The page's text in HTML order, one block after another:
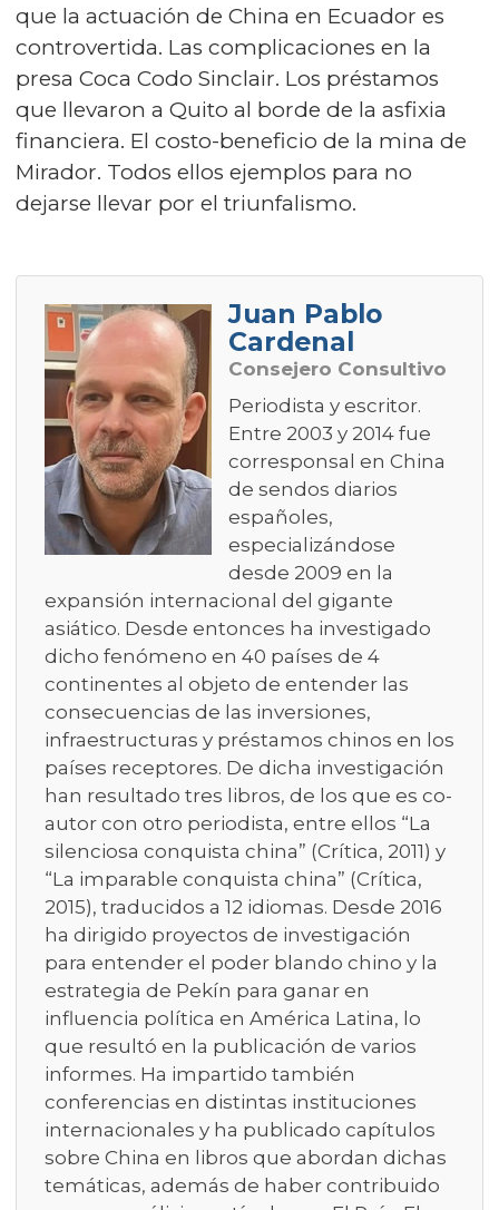
que la actuación de China en Ecuador es
controvertida. Las complicaciones en la
presa Coca Codo Sinclair. Los préstamos
que llevaron a Quito al borde de la asfixia
financiera. El costo-beneficio de la mina de
Mirador. Todos ellos ejemplos para no
dejarse llevar por el triunfalismo.
Juan Pablo
Cardenal
Consejero Consultivo
Periodista y escritor.
Entre 2003 y 2014 fue
corresponsal en China
de sendos diarios
españoles,
especializándose
desde 2009 en la
expansión internacional del gigante
asiático. Desde entonces ha investigado
dicho fenómeno en 40 países de 4
continentes al objeto de entender las
consecuencias de las inversiones,
infraestructuras y préstamos chinos en los
países receptores. De dicha investigación
han resultado tres libros, de los que es co-
autor con otro periodista, entre ellos “La
silenciosa conquista china” (Crítica, 2011) y
“La imparable conquista china” (Crítica,
2015), traducidos a 12 idiomas. Desde 2016
ha dirigido proyectos de investigación
para entender el poder blando chino y la
estrategia de Pekín para ganar en
influencia política en América Latina, lo
que resultó en la publicación de varios
informes. Ha impartido también
conferencias en distintas instituciones
internacionales y ha publicado capítulos
sobre China en libros que abordan dichas
temáticas, además de haber contribuido